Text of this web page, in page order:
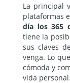
La principal
plataformas
día los 365
tiene la
sus claves
venga. Lo
cómoda y
vida personal.